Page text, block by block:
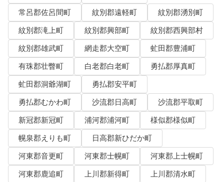
常呂郡佐呂間町
紋別郡遠軽町
紋別郡湧別町
紋別郡滝上町
紋別郡興部町
紋別郡西興部村
紋別郡雄武町
網走郡大空町
虻田郡豊浦町
有珠郡壮瞥町
白老郡白老町
勇払郡厚真町
虻田郡洞爺湖町
勇払郡安平町
勇払郡むかわ町
沙流郡日高町
沙流郡平取町
新冠郡新冠町
浦河郡浦河町
様似郡様似町
幌泉郡えりも町
日高郡新ひだか町
河東郡音更町
河東郡士幌町
河東郡上士幌町
河東郡鹿追町
上川郡新得町
上川郡清水町